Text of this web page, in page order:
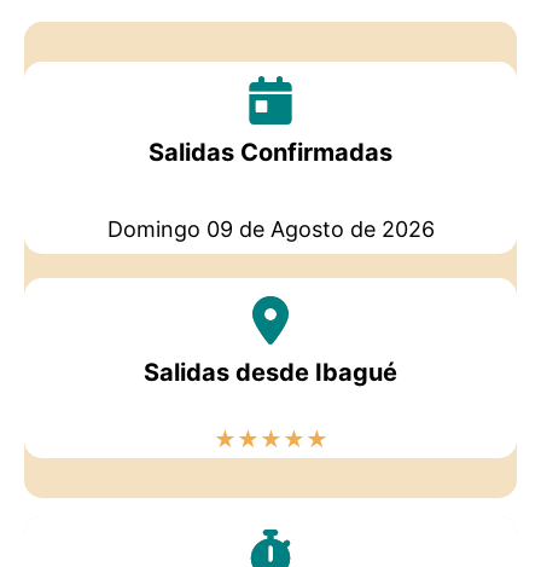
Salidas Confirmadas
Domingo 09 de Agosto de 2026
Salidas desde Ibagué
★★★★★